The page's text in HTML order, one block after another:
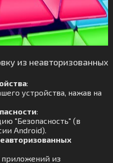
из неавторизованных
:
устройства, нажав на
:
"Безопасность" (в
Android).
приложений из